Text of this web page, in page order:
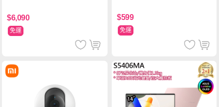
$6,090
免運
$599
免運